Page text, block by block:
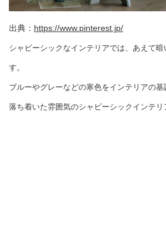
出典： https://www.pinterest.jp/
シャビーシックなインテリアでは、あえて
す。
ブルーやグレーなどの寒色をインテリアの基
落ち着いた雰囲気のシャビーシックインテリ